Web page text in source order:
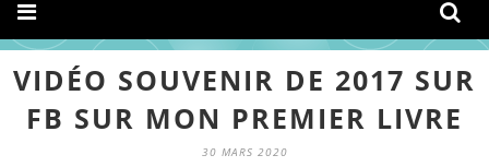
VIDÉO SOUVENIR DE 2017 SUR
FB SUR MON PREMIER LIVRE
30 MARS 2020